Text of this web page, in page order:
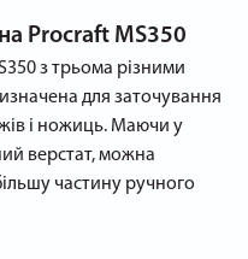
Procraft MS350
з трьома різними
для заточування
і ножиць. Маючи у
верстат, можна
частину ручного